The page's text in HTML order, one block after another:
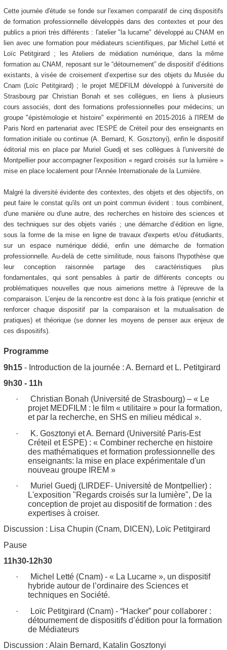
Cette journée d'étude se fonde sur l'examen comparatif de cinq dispositifs
de formation professionnelle développés dans des contextes et pour des
publics a priori très différents : l'atelier "la lucarne" développé au CNAM en
lien avec une formation pour médiateurs scientifiques, par Michel Letté et
Loïc Petitgirard ; les Ateliers de médiation numérique, dans la même
formation au CNAM, reposant sur le “détournement” de dispositif d’éditions
existants, à visée de croisement d’expertise sur des objets du Musée du
Cnam (Loïc Petitgirard) ; le projet MEDFILM développé à l'université de
Strasbourg par Christian Bonah et ses collègues, en liens à plusieurs
cours associés, dont des formations professionnelles pour médecins; un
groupe "épistémologie et histoire" expérimenté en 2015-2016 à l'IREM de
Paris Nord en partenariat avec l'ESPE de Créteil pour des enseignants en
formation initiale ou continue (A. Bernard, K. Gosztonyi), enfin le dispositif
éditorial mis en place par Muriel Guedj et ses collègues à l'université de
Montpellier pour accompagner l'exposition « regard croisés sur la lumière »
mise en place localement pour l'Année Internationale de la Lumière.
Malgré la diversité évidente des contextes, des objets et des objectifs, on
peut faire le constat qu'ils ont un point commun évident : tous combinent,
d'une manière ou d'une autre, des recherches en histoire des sciences et
des techniques sur des objets variés ; une démarche d’édition en ligne,
sous la forme de la mise en ligne de travaux d'experts et/ou d'étudiants,
sur un espace numérique dédié, enfin une démarche de formation
professionnelle. Au-delà de cette similitude, nous faisons l'hypothèse que
leur conception raisonnée partage des caractéristiques plus
fondamentales, qui sont pensables à partir de différents concepts ou
problématiques nouvelles que nous aimerions mettre à l'épreuve de la
comparaison. L’enjeu de la rencontre est donc à la fois pratique (enrichir et
renforcer chaque dispositif par la comparaison et la mutualisation de
pratiques) et théorique (se donner les moyens de penser aux enjeux de
ces dispositifs).
Programme
9h15- Introduction de la journée : A. Bernard et L. Petitgirard
9h30 - 11h
·
Christian Bonah (Université de Strasbourg) – « Le
projet MEDFILM : le film « utilitaire » pour la formation,
et par la recherche, en SHS en milieu médical ».
·
K. Gosztonyi et A. Bernard (Université Paris-Est
Créteil et ESPE) : « Combiner recherche en histoire
des mathématiques et formation professionnelle des
enseignants: la mise en place expérimentale d'un
nouveau groupe IREM »
·
Muriel Guedj (LIRDEF- Université de Montpellier) :
L'exposition "Regards croisés sur la lumière", De la
conception de projet au dispositif de formation : des
expertises à croiser.
Discussion : Lisa Chupin (Cnam, DICEN), Loïc Petitgirard
Pause
11h30-12h30
·
Michel Letté (Cnam) - « La Lucarne », un dispositif
hybride autour de l’ordinaire des Sciences et
techniques en Société.
·
Loïc Petitgirard (Cnam) - “Hacker” pour collaborer :
détournement de dispositifs d’édition pour la formation
de Médiateurs
Discussion : Alain Bernard, Katalin Gosztonyi